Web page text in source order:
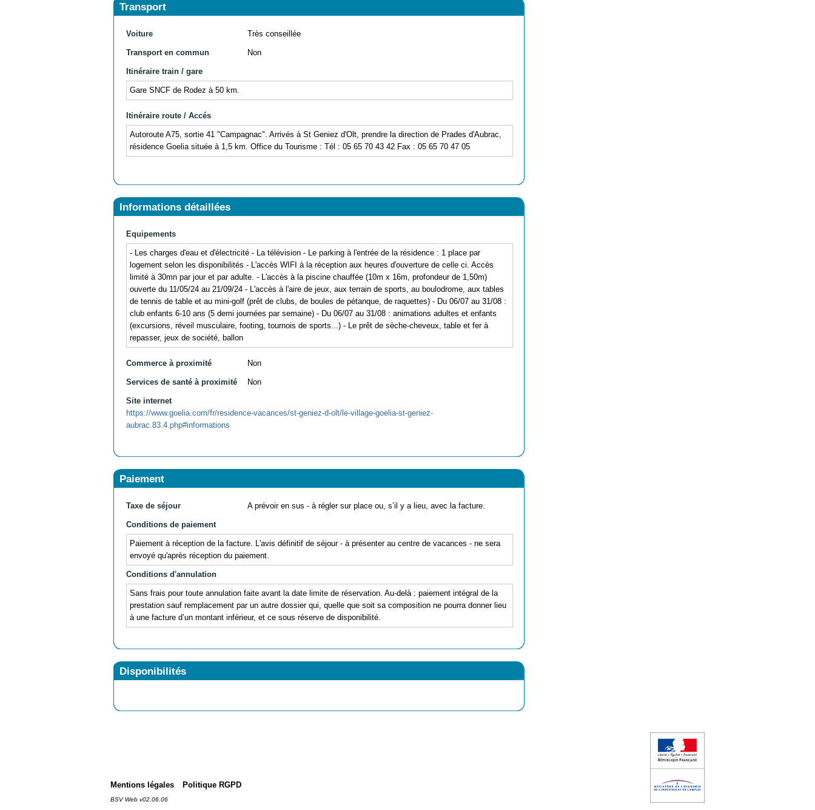
Transport
Voiture Très conseillée
Transport en commun Non
Itinéraire train / gare
Gare SNCF de Rodez à 50 km.
Itinéraire route / Accés
Autoroute A75, sortie 41 "Campagnac". Arrivés à St Geniez d'Olt, prendre la direction de Prades d'Aubrac,
résidence Goelia située à 1,5 km. Office du Tourisme : Tél : 05 65 70 43 42 Fax : 05 65 70 47 05
Informations détaillées
Equipements
- Les charges d'eau et d'électricité - La télévision - Le parking à l'entrée de la résidence : 1 place par
logement selon les disponibilités - L'accès WIFI à la réception aux heures d'ouverture de celle ci. Accès
limité à 30mn par jour et par adulte. - L'accès à la piscine chauffée (10m x 16m, profondeur de 1,50m)
ouverte du 11/05/24 au 21/09/24 - L'accès à l'aire de jeux, aux terrain de sports, au boulodrome, aux tables
de tennis de table et au mini-golf (prêt de clubs, de boules de pétanque, de raquettes) - Du 06/07 au 31/08 :
club enfants 6-10 ans (5 demi journées par semaine) - Du 06/07 au 31/08 : animations adultes et enfants
(excursions, réveil musculaire, footing, tournois de sports...) - Le prêt de sèche-cheveux, table et fer à
repasser, jeux de société, ballon
Commerce à proximité Non
Services de santé à proximité Non
Site internet
https://www.goelia.com/fr/residence-vacances/st-geniez-d-olt/le-village-goelia-st-geniez-
aubrac.83.4.php#informations
Paiement
Taxe de séjour A prévoir en sus - à régler sur place ou, s’il y a lieu, avec la facture.
Conditions de paiement
Paiement à réception de la facture. L'avis définitif de séjour - à présenter au centre de vacances - ne sera
envoyé qu'après réception du paiement.
Conditions d'annulation
Sans frais pour toute annulation faite avant la date limite de réservation. Au-delà : paiement intégral de la
prestation sauf remplacement par un autre dossier qui, quelle que soit sa composition ne pourra donner lieu
à une facture d’un montant inférieur, et ce sous réserve de disponibilité.
Disponibilités
Mentions légales Politique RGPD
BSV Web v02.06.06